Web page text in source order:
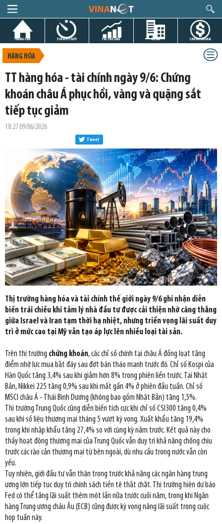
TRANG CHỦ TIN GIỜ CHÓT THỊ TRƯỜNG DỰ ÁN CHỨNG KHOÁN
HÀNG HÓA
TT hàng hóa - tài chính ngày 9/6: Chứng
khoán châu Á phục hồi, vàng và quặng sắt
tiếp tục giảm
18:27 09/06/2026
Tweet
Thị trường hàng hóa và tài chính thế giới ngày 9/6 ghi nhận diễn
biến trái chiều khi tâm lý nhà đầu tư được cải thiện nhờ căng thẳng
giữa Israel và Iran tạm thời hạ nhiệt, nhưng triển vọng lãi suất duy
trì ở mức cao tại Mỹ vẫn tạo áp lực lên nhiều loại tài sản.
Trên thị trường chứng khoán, các chỉ số chính tại châu Á đồng loạt tăng
điểm nhờ lực mua bắt đáy sau đợt bán tháo mạnh trước đó. Chỉ số Kospi của
Hàn Quốc tăng 3,4% sau khi giảm hơn 8% trong phiên liền trước. Tại Nhật
Bản, Nikkei 225 tăng 0,9% sau khi mất gần 4% ở phiên đầu tuần. Chỉ số
MSCI châu Á - Thái Bình Dương (không bao gồm Nhật Bản) tăng 1,5%.
Thị trường Trung Quốc cũng diễn biến tích cực khi chỉ số CSI300 tăng 0,4%
sau khi số liệu thương mại tháng 5 vượt kỳ vọng. Xuất khẩu tăng 19,4%
trong khi nhập khẩu tăng 27,4% so với cùng kỳ năm trước. Kết quả này cho
thấy hoạt động thương mại của Trung Quốc vẫn duy trì khả năng chống chịu
trước các rào cản thương mại từ bên ngoài, dù nhu cầu trong nước vẫn còn
yếu.
Tuy nhiên, giới đầu tư vẫn thận trọng trước khả năng các ngân hàng trung
ương lớn tiếp tục duy trì chính sách tiền tệ thắt chặt. Thị trường hiện dự báo
Fed có thể tăng lãi suất thêm một lần nữa trước cuối năm, trong khi Ngân
hàng Trung ương châu Âu (ECB) cũng được kỳ vọng nâng lãi suất trong cuộc
họp tuần này.